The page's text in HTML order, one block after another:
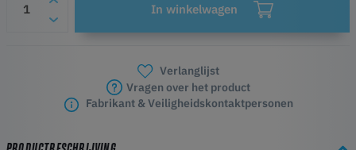
In winkelwagen
Verlanglijst
Vragen over het product
Fabrikant & Veiligheidskontaktpersonen